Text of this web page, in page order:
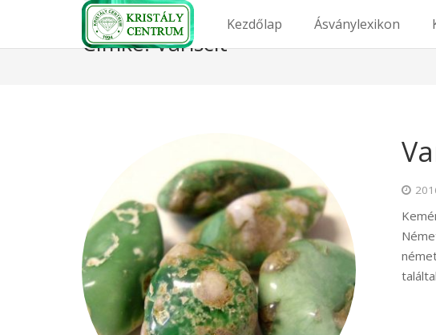
Kezdőlap Ásványlexikon
Címke:Variscit